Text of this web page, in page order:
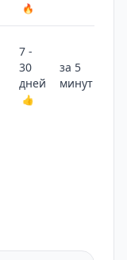
🔥
7 -
30
дней
👍
за 5
минут